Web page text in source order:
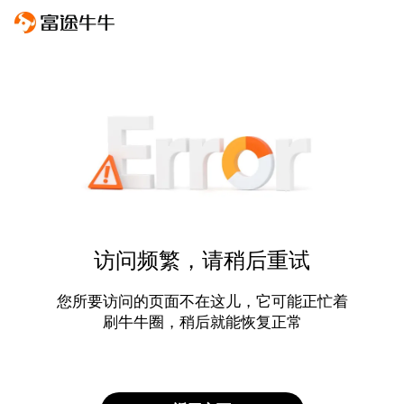
访问频繁，请稍后重试
您所要访问的页面不在这儿，它可能正忙着
刷牛牛圈，稍后就能恢复正常